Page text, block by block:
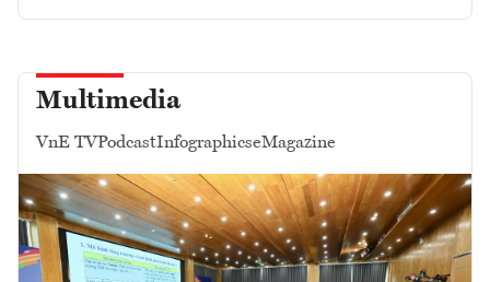
Multimedia
VnE TVPodcastInfographicseMagazine